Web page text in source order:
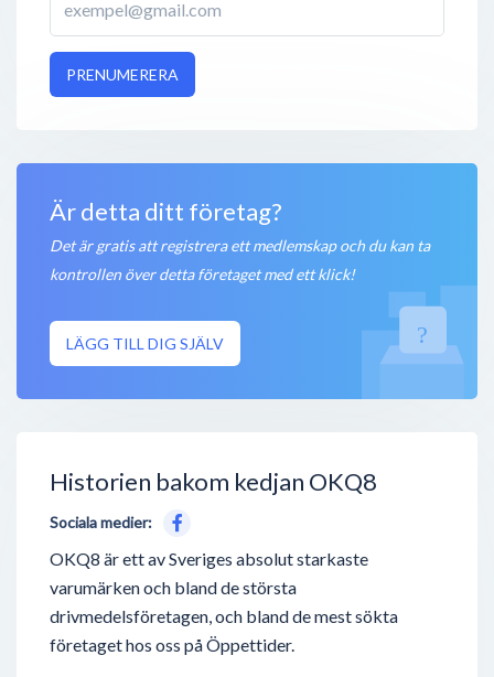
PRENUMERERA
Är detta ditt företag?
Det är gratis att registrera ett medlemskap och du kan ta
kontrollen över detta företaget med ett klick!
LÄGG TILL DIG SJÄLV
Historien bakom kedjan OKQ8
Sociala medier:
OKQ8 är ett av Sveriges absolut starkaste
varumärken och bland de största
drivmedelsföretagen, och bland de mest sökta
företaget hos oss på Öppettider.